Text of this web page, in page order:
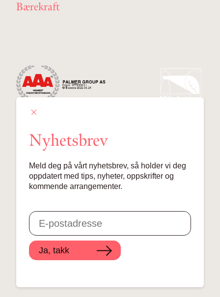
Bærekraft
Lille Grensen 7, 0159 Oslo
© 2024 Palmer Group AS
Nyhetsbrev
Meld deg på vårt nyhetsbrev, så holder vi deg
oppdatert med tips, nyheter, oppskrifter og
kommende arrangementer.
Ja, takk